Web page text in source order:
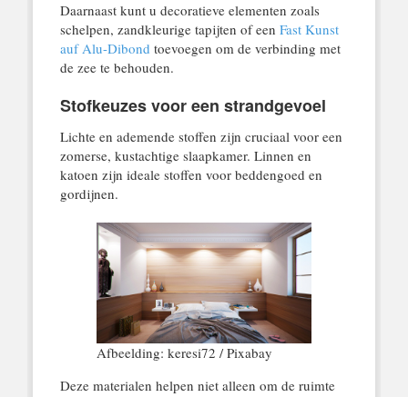
Daarnaast kunt u decoratieve elementen zoals
schelpen, zandkleurige tapijten of een Fast Kunst
auf Alu-Dibond toevoegen om de verbinding met
de zee te behouden.
Stofkeuzes voor een strandgevoel
Lichte en ademende stoffen zijn cruciaal voor een
zomerse, kustachtige slaapkamer. Linnen en
katoen zijn ideale stoffen voor beddengoed en
gordijnen.
Afbeelding: keresi72 / Pixabay
Deze materialen helpen niet alleen om de ruimte